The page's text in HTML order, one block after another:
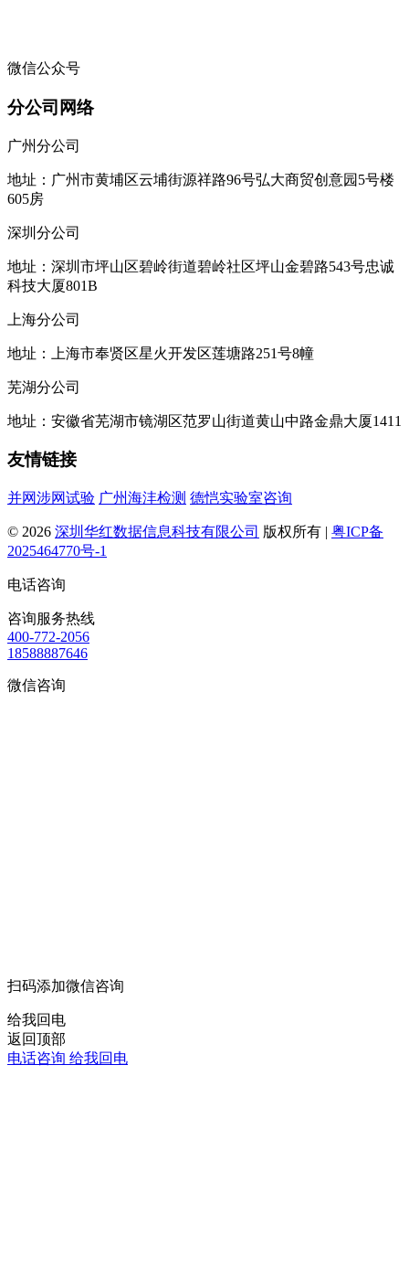
微信公众号
分公司网络
广州分公司
地址：广州市黄埔区云埔街源祥路96号弘大商贸创意园5号楼
605房
深圳分公司
地址：深圳市坪山区碧岭街道碧岭社区坪山金碧路543号忠诚
科技大厦801B
上海分公司
地址：上海市奉贤区星火开发区莲塘路251号8幢
芜湖分公司
地址：安徽省芜湖市镜湖区范罗山街道黄山中路金鼎大厦1411
友情链接
并网涉网试验 广州海沣检测 德恺实验室咨询
© 2026 深圳华红数据信息科技有限公司 版权所有 | 粤ICP备
2025464770号-1
电话咨询
咨询服务热线
400-772-2056
18588887646
微信咨询
扫码添加微信咨询
给我回电
返回顶部
电话咨询 给我回电